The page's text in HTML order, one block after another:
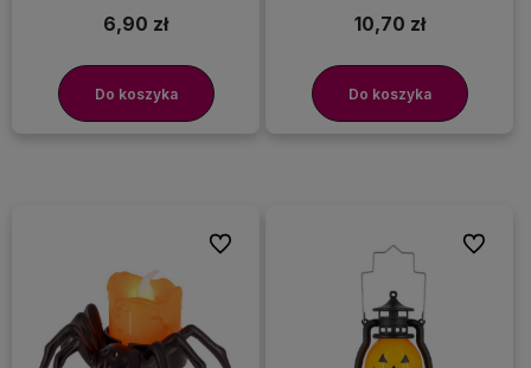
6,90 zł
Do koszyka
10,70 zł
Do koszyka
Do ulubionych Do